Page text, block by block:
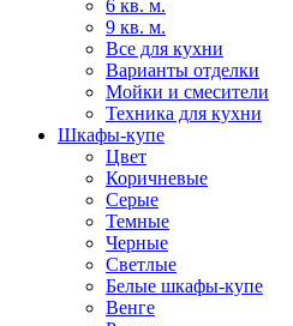
6 кв. м.
9 кв. м.
Все для кухни
Варианты отделки
Мойки и смесители
Техника для кухни
Шкафы-купе
Цвет
Коричневые
Серые
Темные
Черные
Светлые
Белые шкафы-купе
Венге